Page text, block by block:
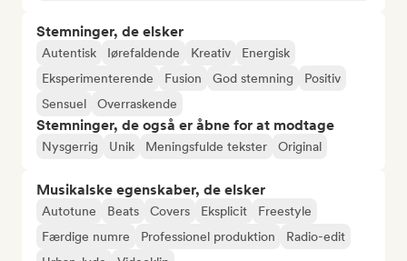
Stemninger, de elsker
Autentisk Iørefaldende Kreativ
Energisk
Eksperimenterende
Fusion God stemning
Positiv
Sensuel
Overraskende
Stemninger, de også er åbne for at modtage
Nysgerrig Unik Meningsfulde tekster Original
Musikalske egenskaber, de elsker
Autotune Beats Covers Eksplicit
Freestyle
Færdige numre
Professionel produktion
Radio-edit